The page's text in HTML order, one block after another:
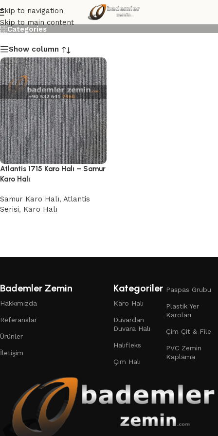
Skip to navigation
Skip to main content
Atlantis 1715 Karo Halı
Categories
Show column
Atlantis 1715 Karo Halı – Samur
Karo Halı
Samur Karo Halı, Atlantis
Serisi, Karo Halı
Bademler Zemin
Hakkımızda
Referanslar
Ürünler
İletişim
Kategoriler
Karo Halı
Duvardan
Duvara Halı
Halıfleks
Çim Halı
Paspas Grubu
Plastik Yer
Karoları
Çim Çit & File
PVC Zemin
Kaplama